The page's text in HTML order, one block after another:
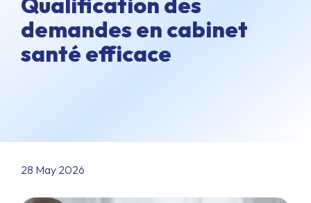
demandes en cabinet
santé efficace
28 May 2026